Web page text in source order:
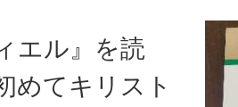
エル』を読
めてキリスト